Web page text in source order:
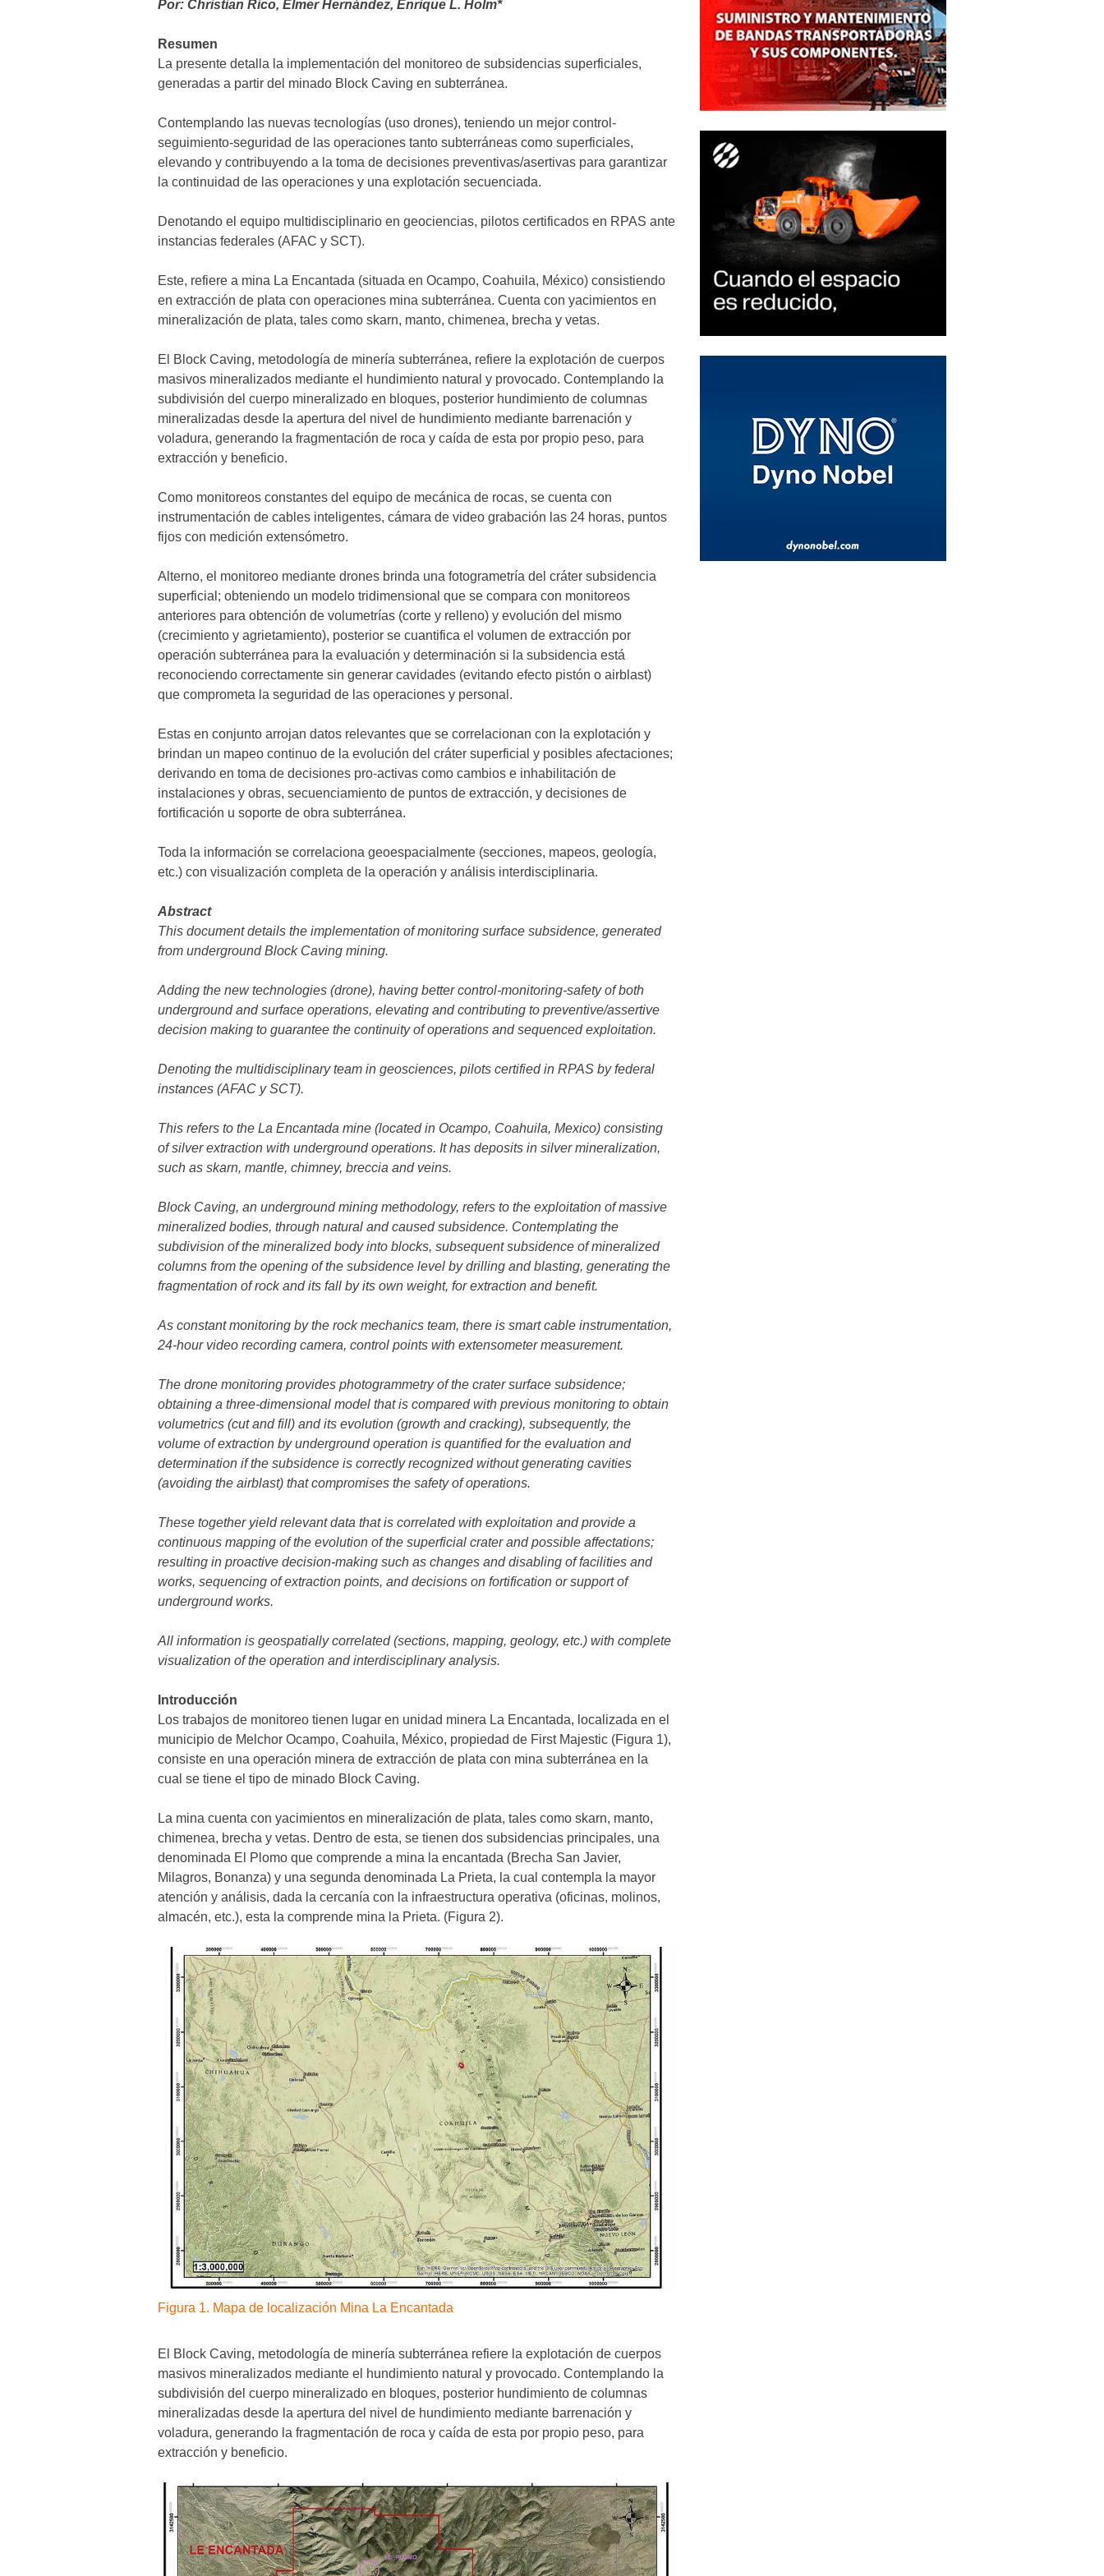
Por: Christian Rico, Elmer Hernández, Enrique L. Holm*
Resumen
La presente detalla la implementación del monitoreo de subsidencias superficiales,
generadas a partir del minado Block Caving en subterránea.
Contemplando las nuevas tecnologías (uso drones), teniendo un mejor control-
seguimiento-seguridad de las operaciones tanto subterráneas como superficiales,
elevando y contribuyendo a la toma de decisiones preventivas/asertivas para garantizar
la continuidad de las operaciones y una explotación secuenciada.
Denotando el equipo multidisciplinario en geociencias, pilotos certificados en RPAS ante
instancias federales (AFAC y SCT).
Este, refiere a mina La Encantada (situada en Ocampo, Coahuila, México) consistiendo
en extracción de plata con operaciones mina subterránea. Cuenta con yacimientos en
mineralización de plata, tales como skarn, manto, chimenea, brecha y vetas.
El Block Caving, metodología de minería subterránea, refiere la explotación de cuerpos
masivos mineralizados mediante el hundimiento natural y provocado. Contemplando la
subdivisión del cuerpo mineralizado en bloques, posterior hundimiento de columnas
mineralizadas desde la apertura del nivel de hundimiento mediante barrenación y
voladura, generando la fragmentación de roca y caída de esta por propio peso, para
extracción y beneficio.
Como monitoreos constantes del equipo de mecánica de rocas, se cuenta con
instrumentación de cables inteligentes, cámara de video grabación las 24 horas, puntos
fijos con medición extensómetro.
Alterno, el monitoreo mediante drones brinda una fotogrametría del cráter subsidencia
superficial; obteniendo un modelo tridimensional que se compara con monitoreos
anteriores para obtención de volumetrías (corte y relleno) y evolución del mismo
(crecimiento y agrietamiento), posterior se cuantifica el volumen de extracción por
operación subterránea para la evaluación y determinación si la subsidencia está
reconociendo correctamente sin generar cavidades (evitando efecto pistón o airblast)
que comprometa la seguridad de las operaciones y personal.
Estas en conjunto arrojan datos relevantes que se correlacionan con la explotación y
brindan un mapeo continuo de la evolución del cráter superficial y posibles afectaciones;
derivando en toma de decisiones pro-activas como cambios e inhabilitación de
instalaciones y obras, secuenciamiento de puntos de extracción, y decisiones de
fortificación u soporte de obra subterránea.
Toda la información se correlaciona geoespacialmente (secciones, mapeos, geología,
etc.) con visualización completa de la operación y análisis interdisciplinaria.
Abstract
This document details the implementation of monitoring surface subsidence, generated
from underground Block Caving mining.
Adding the new technologies (drone), having better control-monitoring-safety of both
underground and surface operations, elevating and contributing to preventive/assertive
decision making to guarantee the continuity of operations and sequenced exploitation.
Denoting the multidisciplinary team in geosciences, pilots certified in RPAS by federal
instances (AFAC y SCT).
This refers to the La Encantada mine (located in Ocampo, Coahuila, Mexico) consisting
of silver extraction with underground operations. It has deposits in silver mineralization,
such as skarn, mantle, chimney, breccia and veins.
Block Caving, an underground mining methodology, refers to the exploitation of massive
mineralized bodies, through natural and caused subsidence. Contemplating the
subdivision of the mineralized body into blocks, subsequent subsidence of mineralized
columns from the opening of the subsidence level by drilling and blasting, generating the
fragmentation of rock and its fall by its own weight, for extraction and benefit.
As constant monitoring by the rock mechanics team, there is smart cable instrumentation,
24-hour video recording camera, control points with extensometer measurement.
The drone monitoring provides photogrammetry of the crater surface subsidence;
obtaining a three-dimensional model that is compared with previous monitoring to obtain
volumetrics (cut and fill) and its evolution (growth and cracking), subsequently, the
volume of extraction by underground operation is quantified for the evaluation and
determination if the subsidence is correctly recognized without generating cavities
(avoiding the airblast) that compromises the safety of operations.
These together yield relevant data that is correlated with exploitation and provide a
continuous mapping of the evolution of the superficial crater and possible affectations;
resulting in proactive decision-making such as changes and disabling of facilities and
works, sequencing of extraction points, and decisions on fortification or support of
underground works.
All information is geospatially correlated (sections, mapping, geology, etc.) with complete
visualization of the operation and interdisciplinary analysis.
Introducción
Los trabajos de monitoreo tienen lugar en unidad minera La Encantada, localizada en el
municipio de Melchor Ocampo, Coahuila, México, propiedad de First Majestic (Figura 1),
consiste en una operación minera de extracción de plata con mina subterránea en la
cual se tiene el tipo de minado Block Caving.
La mina cuenta con yacimientos en mineralización de plata, tales como skarn, manto,
chimenea, brecha y vetas. Dentro de esta, se tienen dos subsidencias principales, una
denominada El Plomo que comprende a mina la encantada (Brecha San Javier,
Milagros, Bonanza) y una segunda denominada La Prieta, la cual contempla la mayor
atención y análisis, dada la cercanía con la infraestructura operativa (oficinas, molinos,
almacén, etc.), esta la comprende mina la Prieta. (Figura 2).
Figura 1. Mapa de localización Mina La Encantada
El Block Caving, metodología de minería subterránea refiere la explotación de cuerpos
masivos mineralizados mediante el hundimiento natural y provocado. Contemplando la
subdivisión del cuerpo mineralizado en bloques, posterior hundimiento de columnas
mineralizadas desde la apertura del nivel de hundimiento mediante barrenación y
voladura, generando la fragmentación de roca y caída de esta por propio peso, para
extracción y beneficio.